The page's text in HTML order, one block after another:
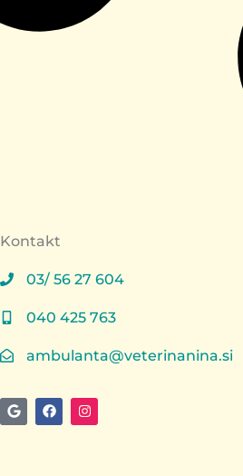
Kontakt
03/ 56 27 604
040 425 763
ambulanta@veterinanina.si
G
o
o
F
a
c
I
n
s